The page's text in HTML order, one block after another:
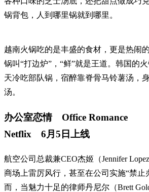
锅背包，人到哪里锅就到哪里。
越南火锅吃的是丰盛的食材，更是热闹
锅叫“打边炉”，“鲜”就是王道。韩国的
天冷吃部队锅，宿醉靠脊骨马铃薯汤，
汤。
办公室恋情 Office Romance
Netflix 6月5日上线
航空公司总裁兼CEO杰姬（Jennifer
商场上雷厉风行，甚至在公司实施“禁止
而，当魅力十足的律师丹尼尔（Brett